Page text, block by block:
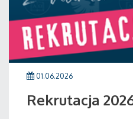
01.06.2026
Rekrutacja